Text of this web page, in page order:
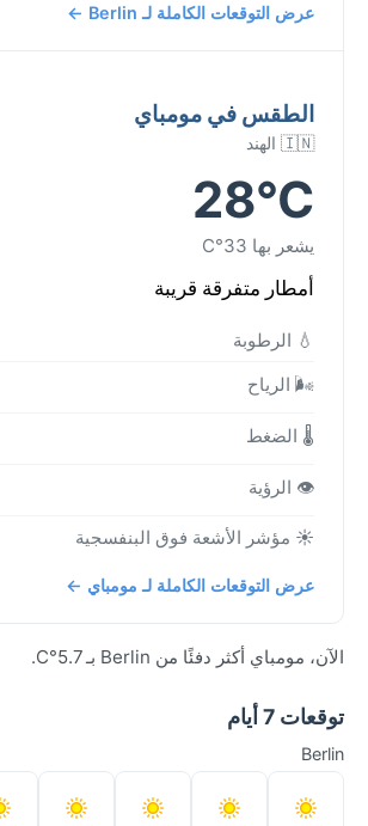
عرض التوقعات الكاملة لـ Berlin ←
الطقس في مومباي
🇮🇳 الهند
28°C
يشعر بها 33°C
أمطار متفرقة قريبة
💧 الرطوبة
🌬️ الرياح
🌡️ الضغط
👁️ الرؤية
☀️ مؤشر الأشعة فوق البنفسجية
عرض التوقعات الكاملة لـ مومباي ←
الآن، مومباي أكثر دفئًا من Berlin بـ 5.7°C.
توقعات 7 أيام
Berlin